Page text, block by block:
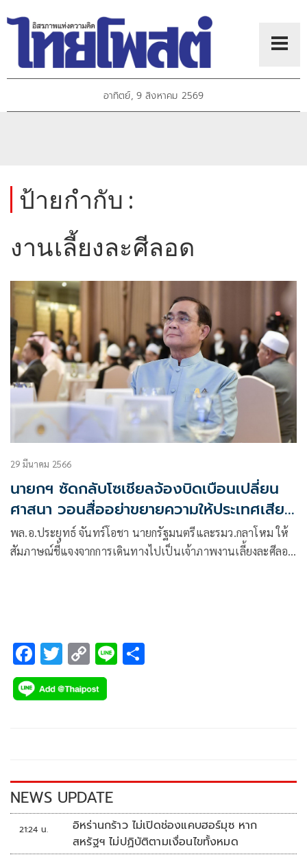
อาทิตย์, 9 สิงหาคม 2569
ป้ายกำกับ :
งานเลี้ยงละศีลอด
29 มีนาคม 2566
นายกฯ ซัดกลับโซเชียลจ้องบิดเบือนเปลี่ยน
ศาสนา วอนสื่ออย่าขยายความให้ประเทศเสีย
หาย
พล.อ.ประยุทธ์ จันทร์โอชา นายกรัฐมนตรีและรมว.กลาโหม ให้
สัมภาษณ์ชี้แจงจากการเดินทางไปเป็นเจ้าภาพงานเลี้ยงละศีลอด
F
ac
e
k
T
wi
tt
C
o
p
k
Li
NEWS UPDATE
21:24 น.
อิหร่านกร้าว ไม่เปิดช่องแคบฮอร์มุซ หาก
สหรัฐฯ ไม่ปฏิบัติตามเงื่อนไขทั้งหมด